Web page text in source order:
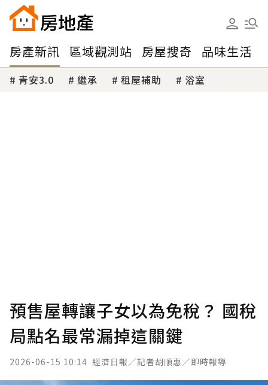
房產新訊 區域觀測站 房屋搜奇 品味生活
青安3.0 繼承 租屋補助 浴室
預售屋轉讓子女以為免稅？ 國稅
局點名最常漏掉這關鍵
2026-06-15 10:14 經濟日報／記者胡順惠／即時報導